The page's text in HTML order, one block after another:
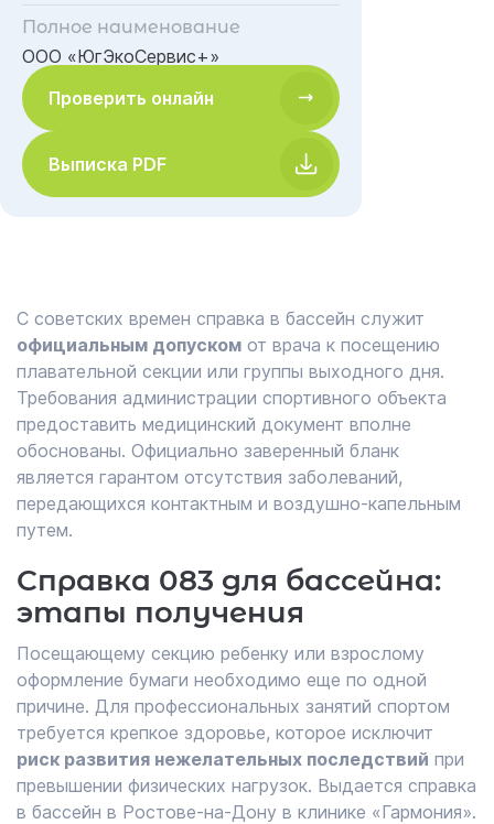
Полное наименование
ООО «ЮгЭкоСервис+»
Проверить онлайн
Выписка PDF
С советских времен справка в бассейн служит
официальным допуском от врача к посещению
плавательной секции или группы выходного дня.
Требования администрации спортивного объекта
предоставить медицинский документ вполне
обоснованы. Официально заверенный бланк
является гарантом отсутствия заболеваний,
передающихся контактным и воздушно-капельным
путем.
Справка 083 для бассейна:
этапы получения
Посещающему секцию ребенку или взрослому
оформление бумаги необходимо еще по одной
причине. Для профессиональных занятий спортом
требуется крепкое здоровье, которое исключит
риск развития нежелательных последствий при
превышении физических нагрузок. Выдается справка
в бассейн в Ростове-на-Дону в клинике «Гармония».